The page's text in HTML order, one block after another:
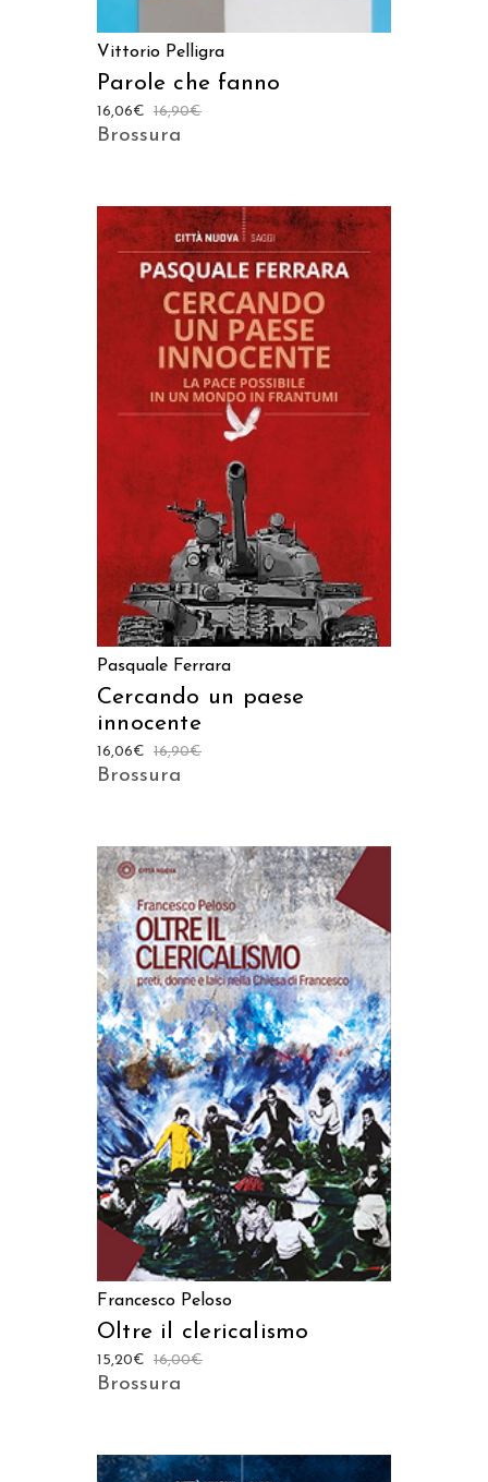
Vittorio Pelligra
Parole che fanno
16,90€
16,06€
Brossura
AGGIUNGI AL CARRELLO
Pasquale Ferrara
Cercando un paese
innocente
16,90€
16,06€
Brossura
AGGIUNGI AL CARRELLO
Francesco Peloso
Oltre il clericalismo
16,00€
15,20€
Brossura